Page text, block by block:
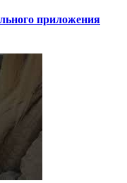
приложения